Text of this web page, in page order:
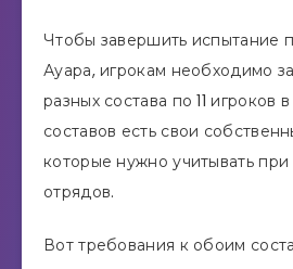
Чтобы завершить испытание
Ауара, игрокам необходимо
разных состава по 11 игроков
составов есть свои
которые нужно учитывать
отрядов.
Вот требования к обоим